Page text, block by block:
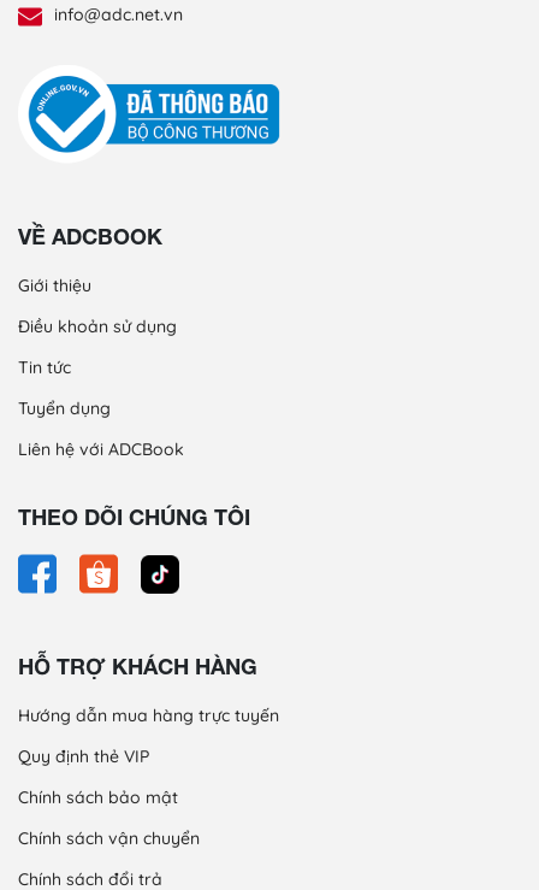
info@adc.net.vn
VỀ ADCBOOK
Giới thiệu
Điều khoản sử dụng
Tin tức
Tuyển dụng
Liên hệ với ADCBook
THEO DÕI CHÚNG TÔI
HỖ TRỢ KHÁCH HÀNG
Hướng dẫn mua hàng trực tuyến
Quy định thẻ VIP
Chính sách bảo mật
Chính sách vận chuyển
Chính sách đổi trả